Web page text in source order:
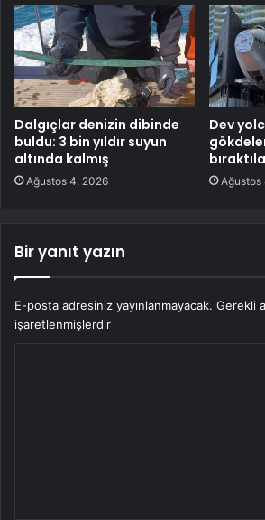
Dalgıçlar denizin dibinde
buldu: 3 bin yıldır suyun
altında kalmış
Ağustos 4, 2026
Dev
Ağustos
Bir yanıt yazın
E-posta adresiniz yayınlanmayacak. Gerekli
işaretlenmişlerdir